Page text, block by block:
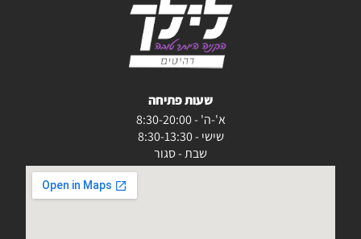
שעות פתיחה
א'-ה' - 8:30-20:00
שישי - 8:30-13:30
שבת - סגור